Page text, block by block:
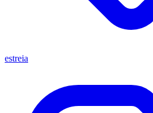
estreia